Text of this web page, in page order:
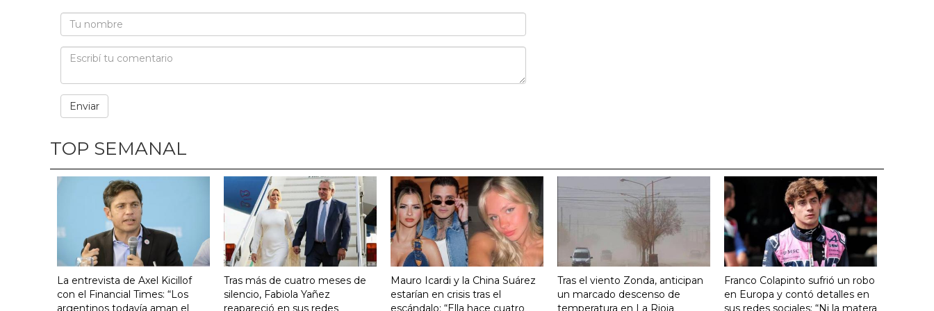
TOP SEMANAL
La entrevista de Axel Kicillof
con el Financial Times: “Los
Tras más de cuatro meses de
silencio, Fabiola Yañez
Mauro Icardi y la China Suárez
estarían en crisis tras el
Tras el viento Zonda, anticipan
un marcado descenso de
Franco Colapinto sufrió un robo
en Europa y contó detalles en